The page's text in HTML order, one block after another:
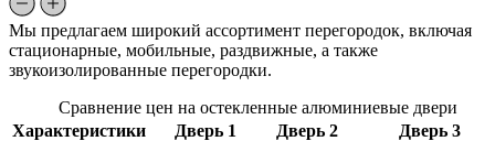
Мы предлагаем широкий ассортимент перегородок, включая
стационарные, мобильные, раздвижные, а также
звукоизолированные перегородки.
Сравнение цен на остекленные алюминиевые двери
Характеристики
Дверь 1 Дверь 2
Дверь 3